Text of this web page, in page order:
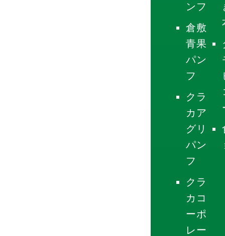
ンフ
倉敷
青果
パン
フ
クラ
カア
グリ
パン
フ
クラ
カコ
ーポ
レー